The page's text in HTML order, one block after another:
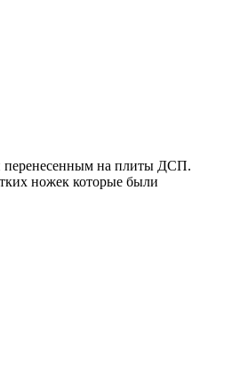
перенесенным на плиты ДСП.
ножек которые были